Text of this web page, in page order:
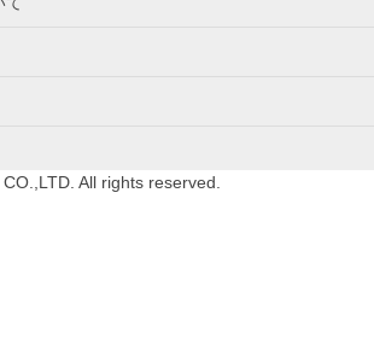
All rights reserved.